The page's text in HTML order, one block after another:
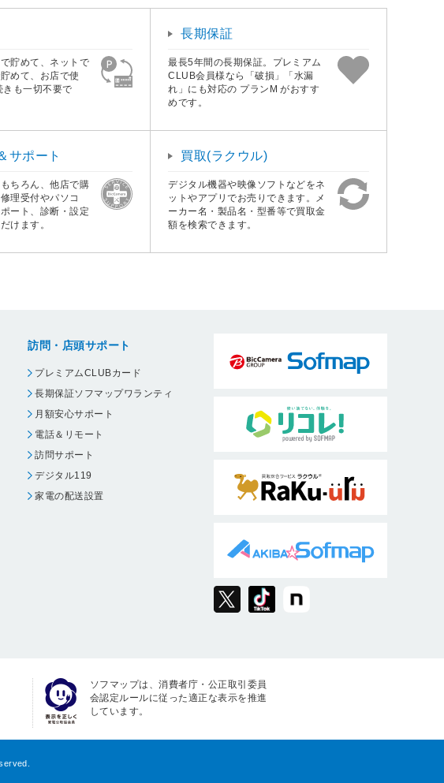
貯めて、ネットで
めて、お店で使
きも一切不要で
長期保証
最長5年間の長期保証。プレミアム
CLUB会員様なら「破損」「水漏
れ」にも対応の プランM がおすす
めです。
サポート
ちろん、他店で購
理受付やパソコ
ート、診断・設定
けます。
買取(ラクウル)
デジタル機器や映像ソフトなどをネ
ットやアプリでお売りできます。メ
ーカー名・製品名・型番等で買取金
額を検索できます。
訪問・店頭サポート
プレミアムCLUBカード
長期保証ソフマップワランティ
月額安心サポート
電話＆リモート
訪問サポート
デジタル119
家電の配送設置
ソフマップは、消費者庁・公正取引委員
会認定ルールに従った適正な表示を推進
しています。